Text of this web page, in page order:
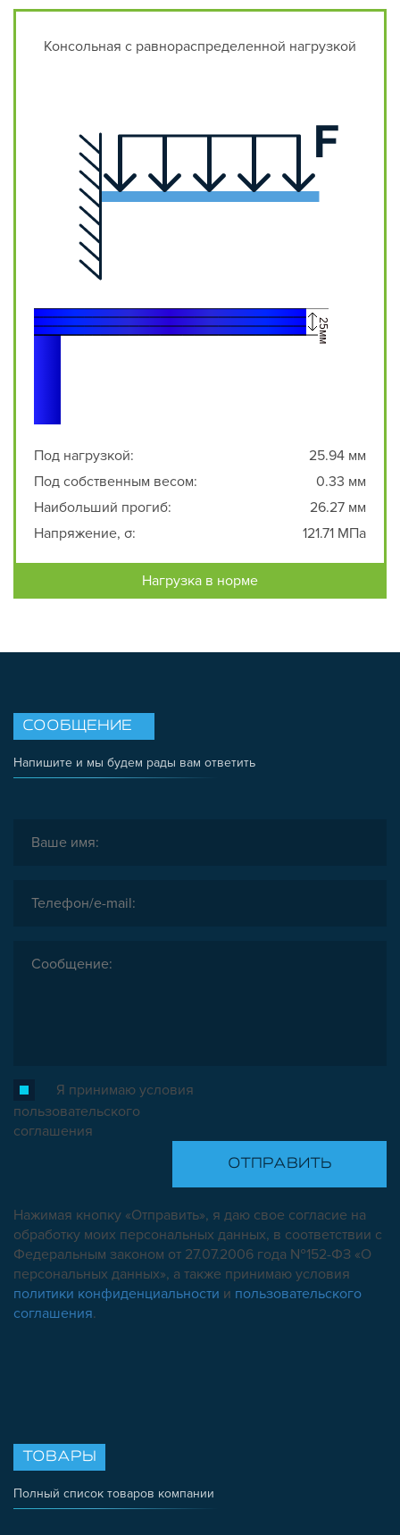
Консольная с равнораспределенной нагрузкой
Под нагрузкой:
25.94 мм
Под собственным весом:
0.33 мм
Наибольший прогиб:
26.27 мм
Напряжение, σ:
121.71 МПа
Нагрузка в норме
СООБЩЕНИЕ
Напишите и мы будем рады вам ответить
Я принимаю условия
пользовательского
соглашения
Нажимая кнопку «Отправить», я даю свое согласие на
обработку моих персональных данных, в соответствии с
Федеральным законом от 27.07.2006 года №152-ФЗ «О
персональных данных», а также принимаю условия
политики конфиденциальности и пользовательского
соглашения.
ТОВАРЫ
Полный список товаров компании